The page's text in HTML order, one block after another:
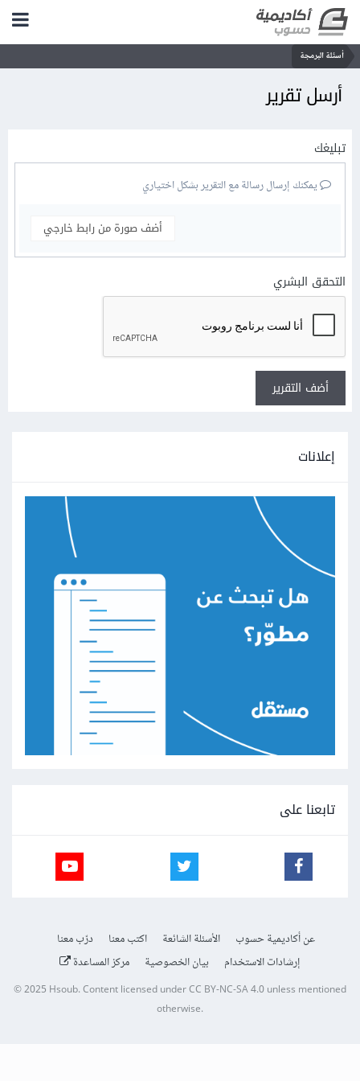
أسئلة البرمجة
أرسل تقرير
تبليغك
يمكنك إرسال رسالة مع التقرير بشكل اختياري
أضف صورة من رابط خارجي
التحقق البشري
أضف التقرير
إعلانات
تابعنا على
عن أكاديمية حسوب الأسئلة الشائعة اكتب معنا
درّب معنا
إرشادات الاستخدام
بيان الخصوصية مركز المساعدة
© 2025 Hsoub.Content licensed underCC BY-NC-SA 4.0unless mentioned
otherwise.